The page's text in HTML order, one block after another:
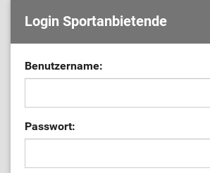
Login Sportanbietende
Benutzername:
Passwort: